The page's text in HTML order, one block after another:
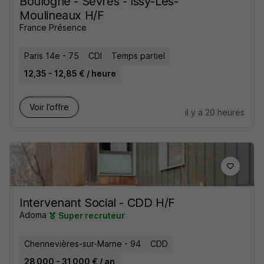
Moulineaux H/F
France Présence
Paris 14e - 75 CDI
Temps partiel
12,35 - 12,85 € / heure
Voir l’offre
il y a 20 heures
Intervenant Social - CDD H/F
Adoma Super recruteur
Chennevières-sur-Marne - 94
CDD
28 000 - 31 000 € / an